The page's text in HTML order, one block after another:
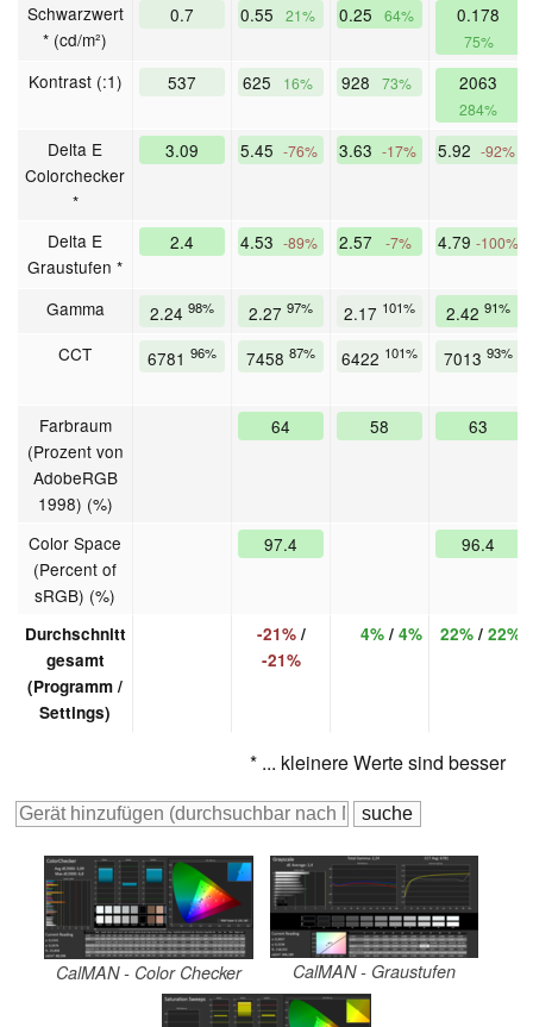
Schwarzwert
* (cd/m²)
0.7 0.55 21% 0.25 64% 0.178
75%
Kontrast (:1) 537 625 16% 928 73% 2063
284%
Delta E
Colorchecker
*
3.09 5.45 -76% 3.63 -17% 5.92 -92%
Delta E
Graustufen *
2.4 4.53 -89% 2.57 -7% 4.79 -100%
Gamma 2.24 98% 2.27 97% 2.17 101% 2.42 91%
CCT 6781 96% 7458 87% 6422 101% 7013 93%
Farbraum
(Prozent von
AdobeRGB
1998) (%)
64 58 63
Color Space
(Percent of
sRGB) (%)
97.4 96.4
Durchschnitt
gesamt
(Programm /
Settings)
-21%/
-21%
4%/ 4% 22%/ 22%
* ... kleinere Werte sind besser
CalMAN - Color Checker CalMAN - Graustufen